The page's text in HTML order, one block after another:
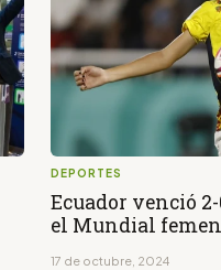
DEPORTES
Ecuador venció
el Mundial
17 de octubre, 2024